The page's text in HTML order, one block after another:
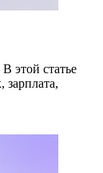
этой статье
зарплата,